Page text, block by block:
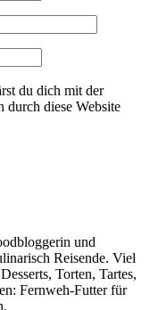
du dich mit der
durch diese Website
und
Reisende. Viel
Torten, Tartes,
Fernweh-Futter für